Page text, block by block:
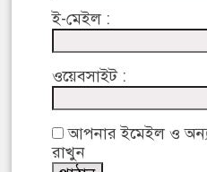
ই-মেইল :
ওয়েবসাইট :
আপনার ইমেইল ও
রাখুন